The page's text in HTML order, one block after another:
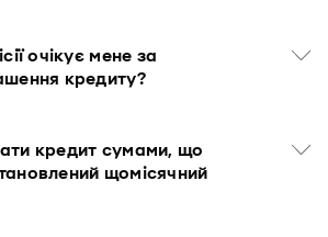
очікує мене за
кредиту?
кредит сумами, що
щомісячний